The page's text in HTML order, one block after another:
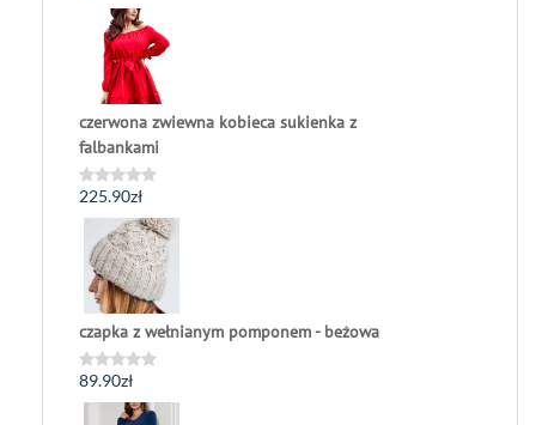
czerwona zwiewna kobieca sukienka z
falbankami
Oceniono
0
225.90zł
czapka z wełnianym pomponem - beżowa
Oceniono
0
89.90zł